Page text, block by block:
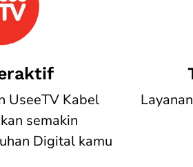
UseeTV Kabel
semakin
Digital kamu